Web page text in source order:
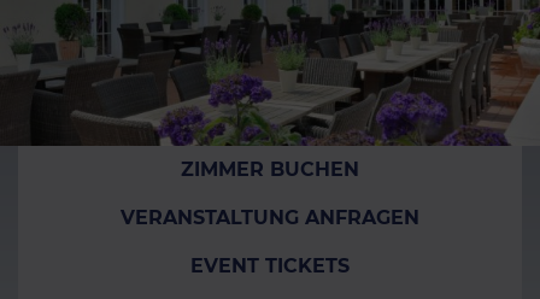
ZIMMER BUCHEN
VERANSTALTUNG ANFRAGEN
EVENT TICKETS